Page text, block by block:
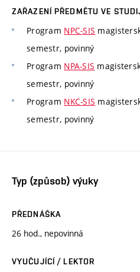
ZAŘAZENÍ PŘEDMĚTU VE
Program NPC-SIS
semestr, povinný
Program NPA-SIS
semestr, povinný
Program NKC-SIS
semestr, povinný
Typ (způsob) výuky
PŘEDNÁŠKA
26 hod., nepovinná
VYUČUJÍCÍ / LEKTOR